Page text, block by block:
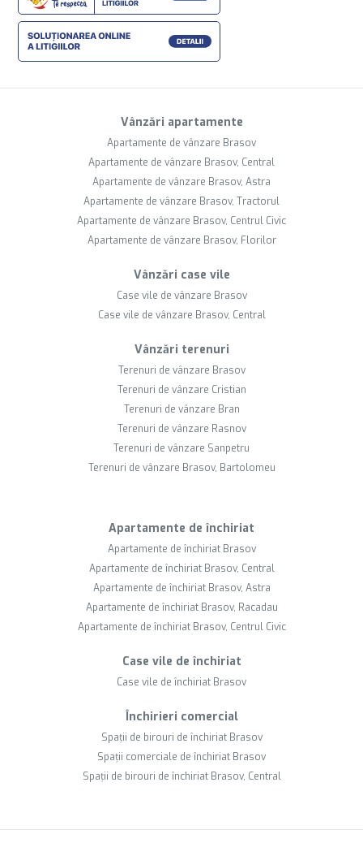
Vânzări apartamente
Apartamente de vânzare Brasov
Apartamente de vânzare Brasov, Central
Apartamente de vânzare Brasov, Astra
Apartamente de vânzare Brasov, Tractorul
Apartamente de vânzare Brasov, Centrul Civic
Apartamente de vânzare Brasov, Florilor
Vânzări case vile
Case vile de vânzare Brasov
Case vile de vânzare Brasov, Central
Vânzări terenuri
Terenuri de vânzare Brasov
Terenuri de vânzare Cristian
Terenuri de vânzare Bran
Terenuri de vânzare Rasnov
Terenuri de vânzare Sanpetru
Terenuri de vânzare Brasov, Bartolomeu
Apartamente de închiriat
Apartamente de închiriat Brasov
Apartamente de închiriat Brasov, Central
Apartamente de închiriat Brasov, Astra
Apartamente de închiriat Brasov, Racadau
Apartamente de închiriat Brasov, Centrul Civic
Case vile de închiriat
Case vile de închiriat Brasov
Închirieri comercial
Spații de birouri de închiriat Brasov
Spații comerciale de închiriat Brasov
Spații de birouri de închiriat Brasov, Central